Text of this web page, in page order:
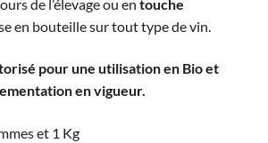
de l’élevage ou en touche
en bouteille sur tout type de vin.
pour une utilisation en Bio et
en vigueur.
et 1 Kg